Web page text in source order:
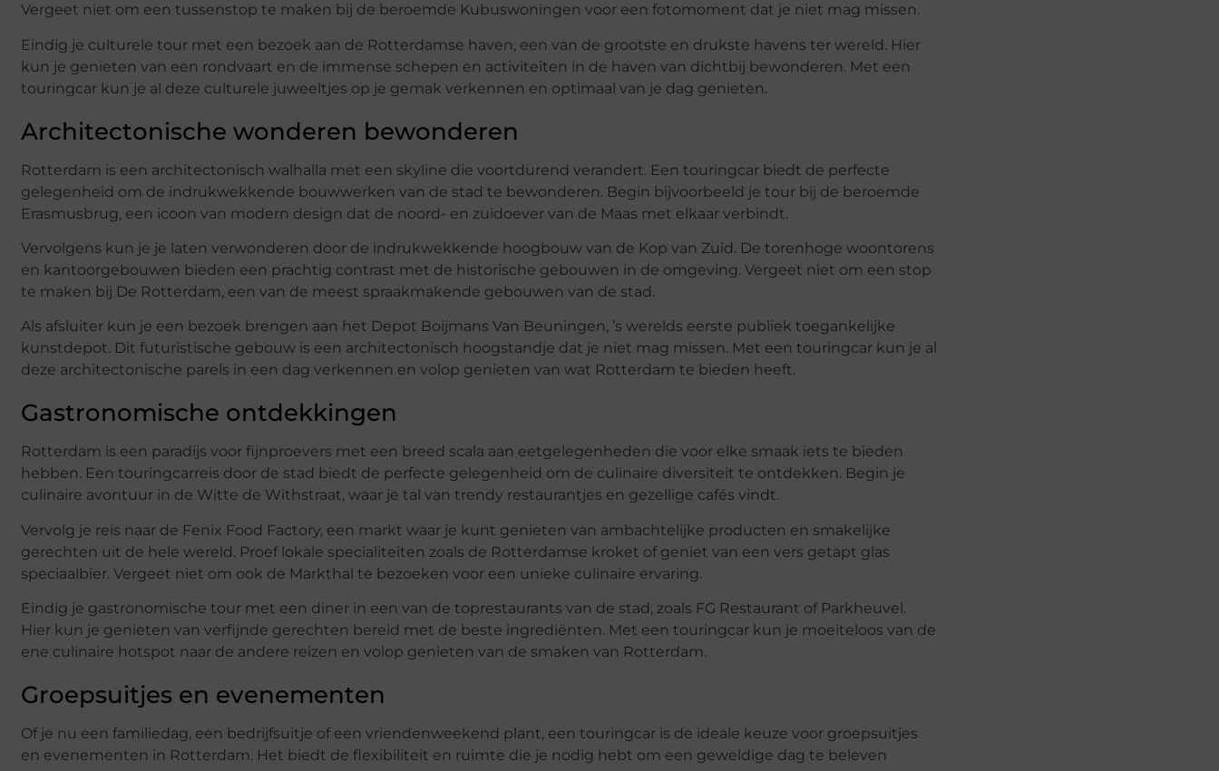
Vergeet niet om een tussenstop te maken bij de beroemde Kubuswoningen voor een fotomoment dat je niet mag missen.
Eindig je culturele tour met een bezoek aan de Rotterdamse haven, een van de grootste en drukste havens ter wereld. Hier
kun je genieten van een rondvaart en de immense schepen en activiteiten in de haven van dichtbij bewonderen. Met een
touringcar kun je al deze culturele juweeltjes op je gemak verkennen en optimaal van je dag genieten.
Architectonische wonderen bewonderen
Rotterdam is een architectonisch walhalla met een skyline die voortdurend verandert. Een touringcar biedt de perfecte
gelegenheid om de indrukwekkende bouwwerken van de stad te bewonderen. Begin bijvoorbeeld je tour bij de beroemde
Erasmusbrug, een icoon van modern design dat de noord- en zuidoever van de Maas met elkaar verbindt.
Vervolgens kun je je laten verwonderen door de indrukwekkende hoogbouw van de Kop van Zuid. De torenhoge woontorens
en kantoorgebouwen bieden een prachtig contrast met de historische gebouwen in de omgeving. Vergeet niet om een stop
te maken bij De Rotterdam, een van de meest spraakmakende gebouwen van de stad.
Als afsluiter kun je een bezoek brengen aan het Depot Boijmans Van Beuningen, ’s werelds eerste publiek toegankelijke
kunstdepot. Dit futuristische gebouw is een architectonisch hoogstandje dat je niet mag missen. Met een touringcar kun je al
deze architectonische parels in een dag verkennen en volop genieten van wat Rotterdam te bieden heeft.
Gastronomische ontdekkingen
Rotterdam is een paradijs voor fijnproevers met een breed scala aan eetgelegenheden die voor elke smaak iets te bieden
hebben. Een touringcarreis door de stad biedt de perfecte gelegenheid om de culinaire diversiteit te ontdekken. Begin je
culinaire avontuur in de Witte de Withstraat, waar je tal van trendy restaurantjes en gezellige cafés vindt.
Vervolg je reis naar de Fenix Food Factory, een markt waar je kunt genieten van ambachtelijke producten en smakelijke
gerechten uit de hele wereld. Proef lokale specialiteiten zoals de Rotterdamse kroket of geniet van een vers getapt glas
speciaalbier. Vergeet niet om ook de Markthal te bezoeken voor een unieke culinaire ervaring.
Eindig je gastronomische tour met een diner in een van de toprestaurants van de stad, zoals FG Restaurant of Parkheuvel.
Hier kun je genieten van verfijnde gerechten bereid met de beste ingrediënten. Met een touringcar kun je moeiteloos van de
ene culinaire hotspot naar de andere reizen en volop genieten van de smaken van Rotterdam.
Groepsuitjes en evenementen
Of je nu een familiedag, een bedrijfsuitje of een vriendenweekend plant, een touringcar is de ideale keuze voor groepsuitjes
en evenementen in Rotterdam. Het biedt de flexibiliteit en ruimte die je nodig hebt om een geweldige dag te beleven